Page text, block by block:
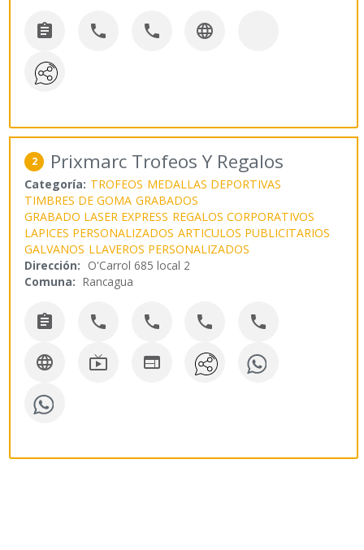
   
2 Prixmarc Trofeos Y Regalos
Categoría: TROFEOS MEDALLAS DEPORTIVAS
TIMBRES DE GOMA GRABADOS
GRABADO LASER EXPRESS REGALOS CORPORATIVOS
LAPICES PERSONALIZADOS ARTICULOS PUBLICITARIOS
GALVANOS LLAVEROS PERSONALIZADOS
Dirección: O'Carrol 685 local 2
Comuna: Rancagua
    
  